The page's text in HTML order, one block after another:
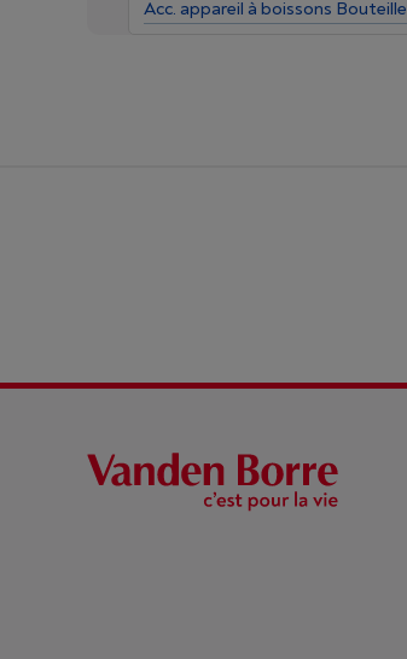
Acc. appareil à boissons Bouteille